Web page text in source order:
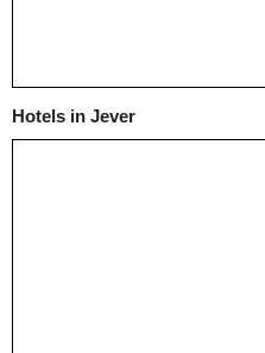
Hotels in Jever